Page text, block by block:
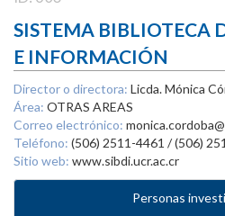
SISTEMA BIBLIOTECA
E INFORMACIÓN
Director o directora: Licda. Mónica
Área: OTRAS AREAS
Correo electrónico:
Teléfono: (506) 2511-4461 / (506)
Sitio web: www.sibdi.ucr.ac.cr
Personas